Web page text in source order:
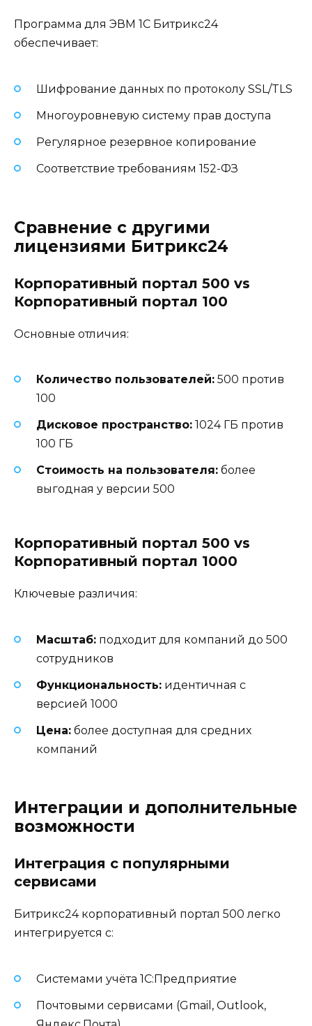
Программа для ЭВМ 1С Битрикс24
обеспечивает:
Шифрование данных по протоколу SSL/TLS
Многоуровневую систему прав доступа
Регулярное резервное копирование
Соответствие требованиям 152-ФЗ
Сравнение с другими
лицензиями Битрикс24
Корпоративный портал 500 vs
Корпоративный портал 100
Основные отличия:
Количество пользователей: 500 против
100
Дисковое пространство: 1024 ГБ против
100 ГБ
Стоимость на пользователя: более
выгодная у версии 500
Корпоративный портал 500 vs
Корпоративный портал 1000
Ключевые различия:
Масштаб: подходит для компаний до 500
сотрудников
Функциональность: идентичная с
версией 1000
Цена: более доступная для средних
компаний
Интеграции и дополнительные
возможности
Интеграция с популярными
сервисами
Битрикс24 корпоративный портал 500 легко
интегрируется с:
Системами учёта 1С:Предприятие
Почтовыми сервисами (Gmail, Outlook,